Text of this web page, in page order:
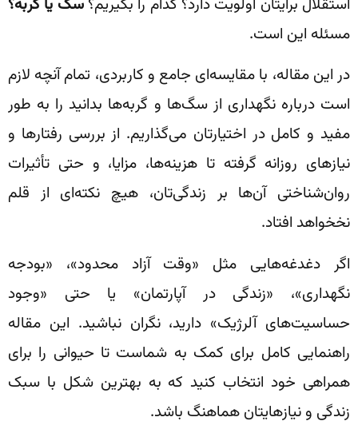
مسئله این است.
در این مقاله، با مقایسه‌ای جامع و کاربردی، تمام آنچه لازم
است درباره نگهداری از سگ‌ها و گربه‌ها بدانید را به طور
مفید و کامل در اختیارتان می‌گذاریم. از بررسی رفتارها و
نیازهای روزانه گرفته تا هزینه‌ها، مزایا، و حتی تأثیرات
روان‌شناختی آن‌ها بر زندگی‌تان، هیچ نکته‌ای از قلم
نخخواهد افتاد.
اگر دغدغه‌هایی مثل «وقت آزاد محدود»، «بودجه
نگهداری»، «زندگی در آپارتمان» یا حتی «وجود
حساسیت‌های آلرژیک» دارید، نگران نباشید. این مقاله
راهنمایی کامل برای کمک به شماست تا حیوانی را برای
همراهی خود انتخاب کنید که به بهترین شکل با سبک
زندگی و نیازهایتان هماهنگ باشد.